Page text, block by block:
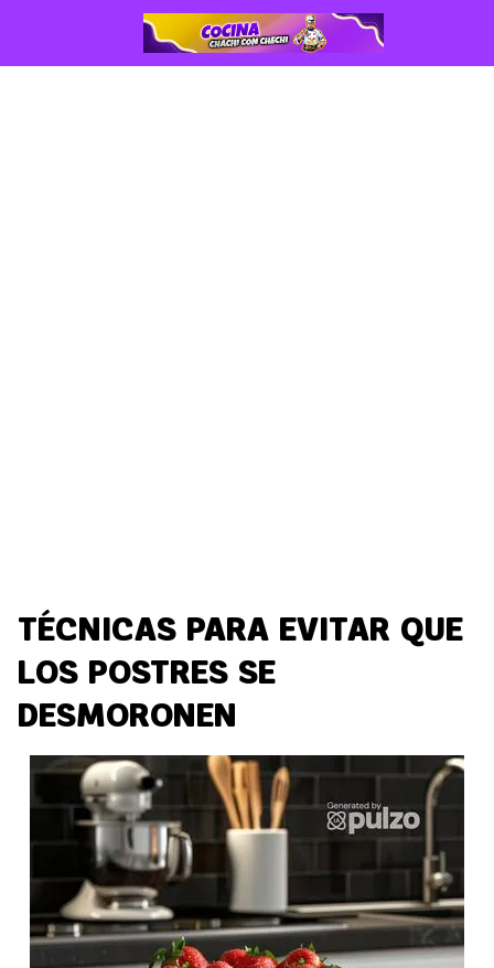
TÉCNICAS PARA EVITAR QUE
LOS POSTRES SE
DESMORONEN